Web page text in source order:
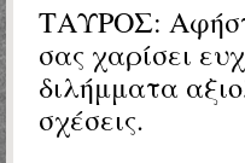
ΤΑΥΡΟΣ:
σας χαρίσει
διλήμματα
σχέσεις.